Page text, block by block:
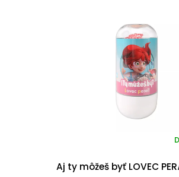
Aj ty môžeš byť LOVEC